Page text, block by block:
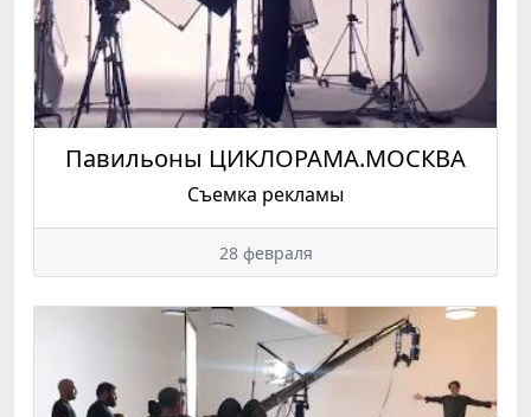
Павильоны ЦИКЛОРАМА.МОСКВА
Съемка рекламы
28 февраля